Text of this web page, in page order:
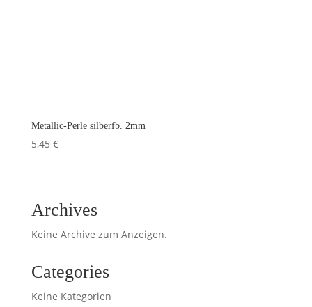
Metallic-Perle silberfb. 2mm
5,45 €
Archives
Keine Archive zum Anzeigen.
Categories
Keine Kategorien